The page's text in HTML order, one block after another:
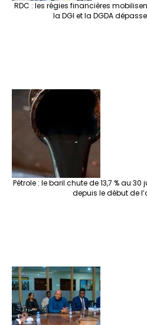
RDC : les régies financières
la DGI et la DGDA
Pétrole : le baril chute de 13,7 % au
depuis le début de